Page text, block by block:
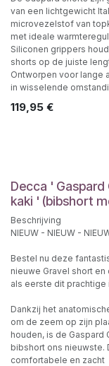
van een lichtgewicht
microvezelstof van
met ideale
Siliconen grippers
shorts op de juiste
Ontworpen voor lange
in wisselende
119,95 €
Decca ' Gaspard
kaki ' (bibshort
Beschrijving
NIEUW - NIEUW -
Bestel nu deze
nieuwe Gravel short en
als eerste dit prachtige
Dankzij het
om de zeem op zijn
houden, is de Gaspard
bibshort ons nieuwste.
comfortabele en zacht